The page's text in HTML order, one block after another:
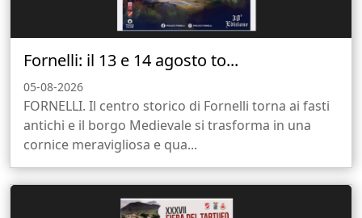
Fornelli: il 13 e 14 agosto to...
05-08-2026
FORNELLI. Il centro storico di Fornelli torna ai fasti
antichi e il borgo Medievale si trasforma in una
cornice meravigliosa e qua...